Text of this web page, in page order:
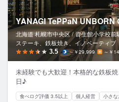
検索履歴・保存した条件
応募履歴
WEB履歴書
スカウト・メルマガ受信設定
ヘルプ・お問い合わせフォーム
YANAGI TePPaN UNBORN
北海道 札幌市中央区 / 資生館小学校前
ステーキ、鉄板焼き、イノベーティブ
3.5 ～￥29,999 ～￥
未経験でも大歓迎！本格的な鉄板
日♪
食べログ評価 3.5以上 個人経営 小さ